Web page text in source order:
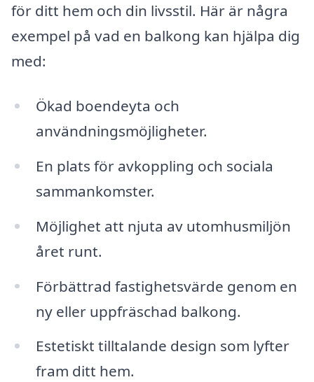
för ditt hem och din livsstil. Här är några
exempel på vad en balkong kan hjälpa dig
med:
Ökad boendeyta och
användningsmöjligheter.
En plats för avkoppling och sociala
sammankomster.
Möjlighet att njuta av utomhusmiljön
året runt.
Förbättrad fastighetsvärde genom en
ny eller uppfräschad balkong.
Estetiskt tilltalande design som lyfter
fram ditt hem.